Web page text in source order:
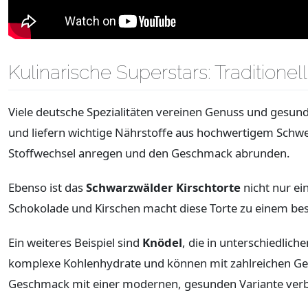
Kulinarische Superstars:
Viele deutsche Spezialitäten vereinen Genuss und
und liefern wichtige Nährstoffe aus hochwertigem
Stoffwechsel anregen und den Geschmack abrunden.
Ebenso ist dasSchwarzwälder Kirschtorte nicht nur
Schokolade und Kirschen macht diese Torte zu einem
Ein weiteres Beispiel sind Knödel, die in
komplexe Kohlenhydrate und können mit zahlreichen
Geschmack mit einer modernen, gesunden Variante